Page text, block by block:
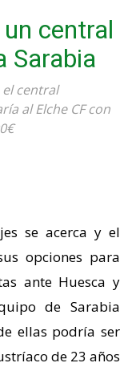
central
Sarabia
el central
al Elche CF con
se acerca y el
opciones para
ante Huesca y
de Sarabia
ellas podría ser
de 23 años